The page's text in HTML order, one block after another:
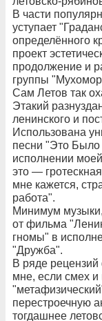
В части
уступает
определённого
проект
продолжение и
группы
Сам Летов так
Этакий
ленинского и
Использована
песни "Это Было
исполнении
это —
мне кажется,
работа".
Минимум
от фильма
гномы" в
"Дружба".
В ряде
мне, если смех и
перестроечную
тогдашнее